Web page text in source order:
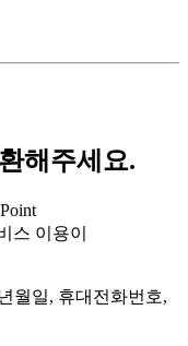
해주세요.
스 이용이
월일, 휴대전화번호,